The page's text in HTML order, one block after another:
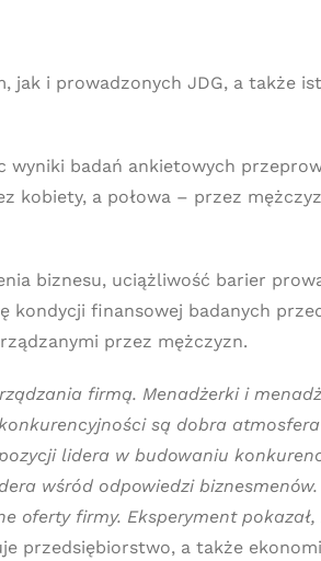
i prowadzonych JDG, a także
badań ankietowych
a połowa – przez
biznesu, uciążliwość barier
kondycji finansowej badanych
przez mężczyzn.
firmą. Menadżerki i
są dobra
lidera w budowaniu
wśród odpowiedzi
firmy. Eksperyment
przedsiębiorstwo, a także